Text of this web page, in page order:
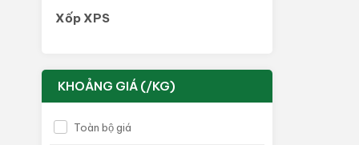
Xốp XPS
KHOẢNG GIÁ (/KG)
Toàn bộ giá